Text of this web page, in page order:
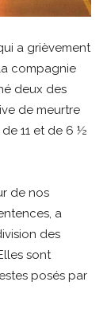
a grièvement
compagnie
deux des
de meurtre
11 et de 6 ½
de nos
a
des
sont
posés par